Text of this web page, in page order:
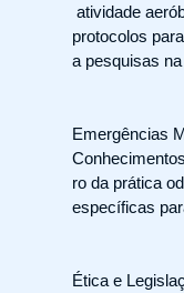
atividade
protocolos
a pesquisas
Emergências
ro da prática
específicas
Ética e